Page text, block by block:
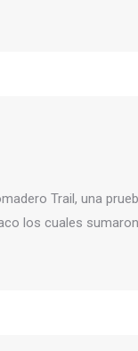
Trail, una
los cuales